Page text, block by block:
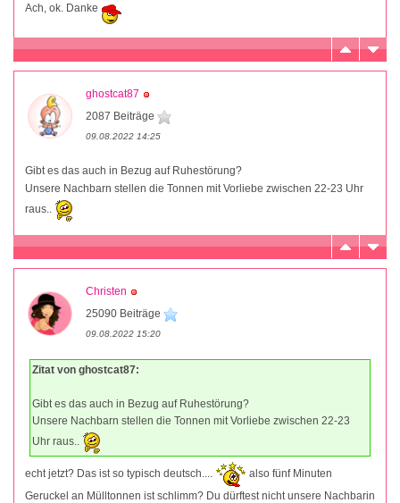
Ach, ok. Danke
ghostcat87
2087 Beiträge
09.08.2022 14:25
Gibt es das auch in Bezug auf Ruhestörung?
Unsere Nachbarn stellen die Tonnen mit Vorliebe zwischen 22-23 Uhr
raus..
Christen
25090 Beiträge
09.08.2022 15:20
Zitat von ghostcat87:
Gibt es das auch in Bezug auf Ruhestörung?
Unsere Nachbarn stellen die Tonnen mit Vorliebe zwischen 22-23
Uhr raus..
echt jetzt? Das ist so typisch deutsch....
also fünf Minuten
Geruckel an Mülltonnen ist schlimm? Du dürftest nicht unsere Nachbarin